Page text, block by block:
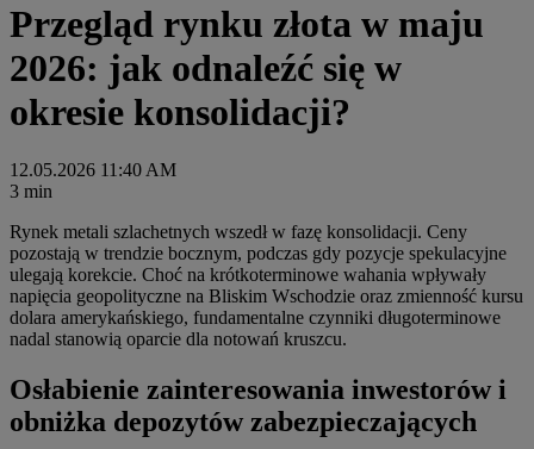
Przegląd rynku złota w maju
2026: jak odnaleźć się w
okresie konsolidacji?
12.05.2026 11:40 AM
3 min
Rynek metali szlachetnych wszedł w fazę konsolidacji. Ceny
pozostają w trendzie bocznym, podczas gdy pozycje spekulacyjne
ulegają korekcie. Choć na krótkoterminowe wahania wpływały
napięcia geopolityczne na Bliskim Wschodzie oraz zmienność kursu
dolara amerykańskiego, fundamentalne czynniki długoterminowe
nadal stanowią oparcie dla notowań kruszcu.
Osłabienie zainteresowania inwestorów i
obniżka depozytów zabezpieczających